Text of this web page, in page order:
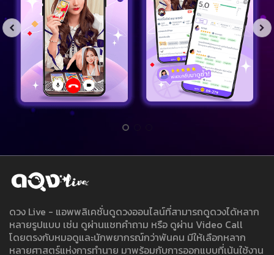
ดวง Live - แอพพลิเคชั่นดูดวงออนไลน์ที่สามารถดูดวงได้หลาก
หลายรูปแบบ เช่น ดูผ่านแชทคำถาม หรือ ดูผ่าน Video Call
โดยตรงกับหมอดูและนักพยากรณ์กว่าพันคน มีให้เลือกหลาก
หลายศาสตร์แห่งการทำนาย มาพร้อมกับการออกแบบที่เน้นใช้งาน